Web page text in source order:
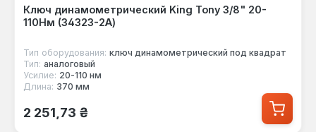
Ключ динамометрический King Tony 3/8" 20-
110Нм (34323-2A)
Тип оборудования: ключ динамометрический под квадрат
Тип: аналоговый
Усилие: 20-110 нм
Длина: 370 мм
Обычная цена:
2 251,73 ₴